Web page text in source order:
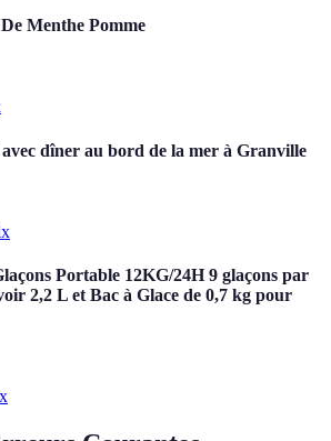
Menthe Pomme
dîner au bord de la mer à Granville
Portable 12KG/24H 9 glaçons par
2,2 L et Bac à Glace de 0,7 kg pour